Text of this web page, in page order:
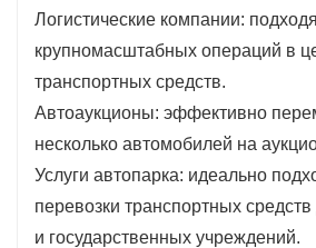
особенно полезно в тесных
Улучшенные функции
современных шестиместных
автомобилей.
транспорт
расширенными функциями
как пандусы, надежные
системы, обеспечивающие
транспортировку транспортных
Логистические компании:
крупномасштабных операций в
транспортных средств.
Автоаукционы: эффективно
несколько автомобилей на
Услуги автопарка: идеально
перевозки транспортных
и государственных учреждений.